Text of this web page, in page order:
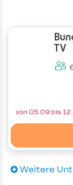
TV
von 05.09 bis
Weitere